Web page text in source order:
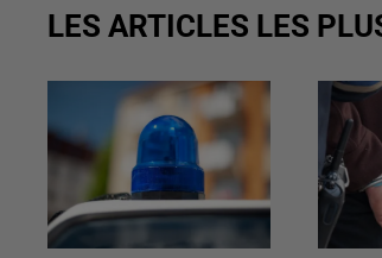
LES ARTICLES LES